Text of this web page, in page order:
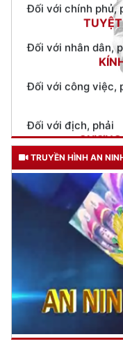
Đối với nhân dân,
Đối với công việc,
Đối với địch, phải
Trích
ngày
TRUYỀN HÌNH AN